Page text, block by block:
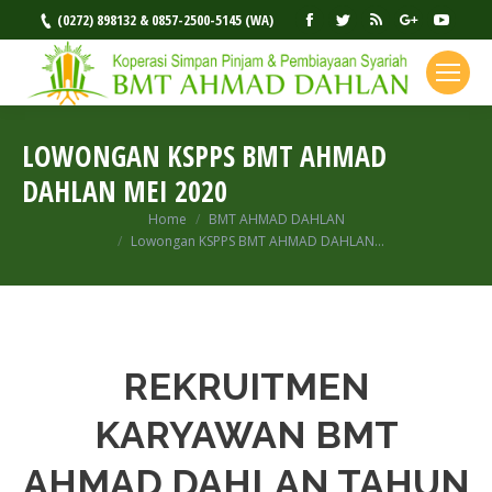
(0272) 898132 & 0857-2500-5145 (WA) FacebookTwitterRss Google+
LOWONGAN KSPPS BMT AHMAD
DAHLAN MEI 2020
Home
BMT AHMAD DAHLAN
Lowongan KSPPS BMT AHMAD DAHLAN…
REKRUITMEN
KARYAWAN BMT